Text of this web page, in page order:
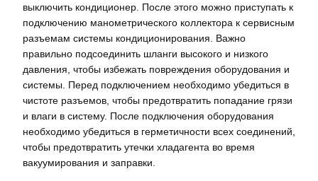
выключить кондиционер. После этого можно приступать к
подключению манометрического коллектора к сервисным
разъемам системы кондиционирования. Важно
правильно подсоединить шланги высокого и низкого
давления, чтобы избежать повреждения оборудования и
системы. Перед подключением необходимо убедиться в
чистоте разъемов, чтобы предотвратить попадание грязи
и влаги в систему. После подключения оборудования
необходимо убедиться в герметичности всех соединений,
чтобы предотвратить утечки хладагента во время
вакуумирования и заправки.